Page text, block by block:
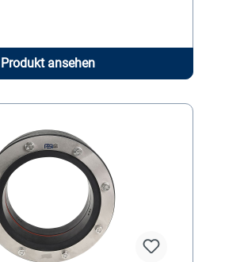
Produkt ansehen